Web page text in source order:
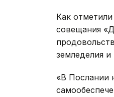
Как
совещания
земледелия и
«В Послании